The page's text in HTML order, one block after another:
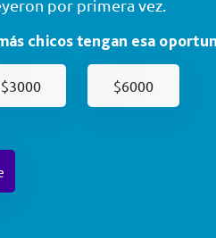
por primera vez.
chicos tengan esa
$3000 $6000